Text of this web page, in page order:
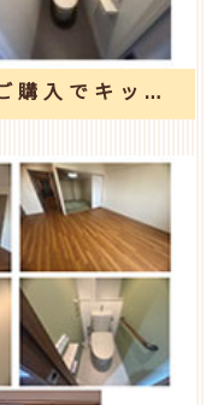
【奈良市】中古マンションご購入でキッチン・洗面・トイレ入替え工事